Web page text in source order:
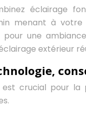
éclairage
menant à
une
extérieur
crucial pour